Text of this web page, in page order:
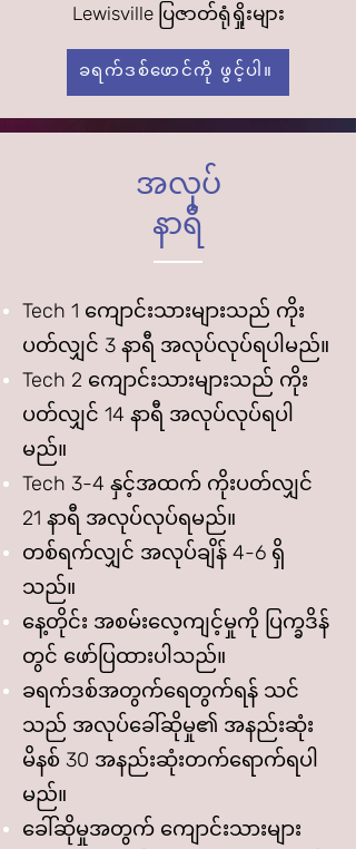
Lewisville ပြဇာတ်ရုံရှိုးများ
ခရက်ဒစ်ဖောင်ကို ဖွင့်ပါ။
အလုပ်
နာရီ
Tech 1 ကျောင်းသားများသည် ကိုး
ပတ်လျှင် 3 နာရီ အလုပ်လုပ်ရပါမည်။
Tech 2 ကျောင်းသားများသည် ကိုး
ပတ်လျှင် 14 နာရီ အလုပ်လုပ်ရပါ
မည်။
Tech 3-4 နှင့်အထက် ကိုးပတ်လျှင်
21 နာရီ အလုပ်လုပ်ရမည်။
တစ်ရက်လျှင် အလုပ်ချိန် 4-6 ရှိ
သည်။
နေ့တိုင်း အစမ်းလေ့ကျင့်မှုကို ပြက္ခဒိန်
တွင် ဖော်ပြထားပါသည်။
ခရက်ဒစ်အတွက်ရေတွက်ရန် သင်
သည် အလုပ်ခေါ်ဆိုမှု၏ အနည်းဆုံး
မိနစ် 30 အနည်းဆုံးတက်ရောက်ရပါ
မည်။
ခေါ်ဆိုမှုအတွက် ကျောင်းသားများ